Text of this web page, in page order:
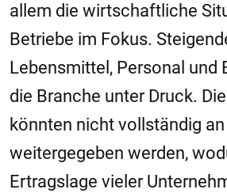
allem die wirtschaftliche
Betriebe im Fokus.
Lebensmittel, Personal und
die Branche unter Druck.
könnten nicht vollständig
weitergegeben werden,
Ertragslage vieler